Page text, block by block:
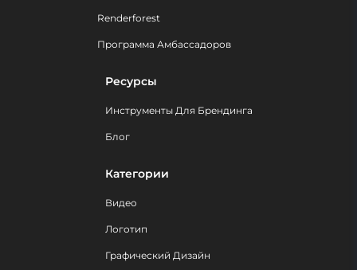
Renderforest
Программа Амбассадоров
Ресурсы
Инструменты Для Брендинга
Блог
Категории
Видео
Логотип
Графический Дизайн